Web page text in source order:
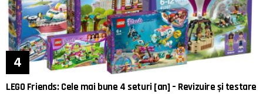
LEGO Friends: Cele mai bune 4 seturi [an] – Revizuire și testare